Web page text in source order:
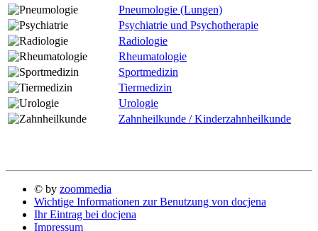
Pneumologie (Lungen)
Psychiatrie und Psychotherapie
Radiologie
Rheumatologie
Sportmedizin
Tiermedizin
Urologie
Zahnheilkunde / Kinderzahnheilkunde
© by zoommedia
Wichtige Informationen zur Benutzung von docjena
Ihr Eintrag bei docjena
Impressum